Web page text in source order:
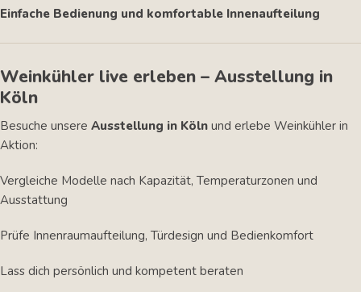
Einfache Bedienung und komfortable Innenaufteilung
Weinkühler live erleben – Ausstellung in
Köln
Besuche unsere Ausstellung in Köln und erlebe Weinkühler in
Aktion:
Vergleiche Modelle nach Kapazität, Temperaturzonen und
Ausstattung
Prüfe Innenraumaufteilung, Türdesign und Bedienkomfort
Lass dich persönlich und kompetent beraten